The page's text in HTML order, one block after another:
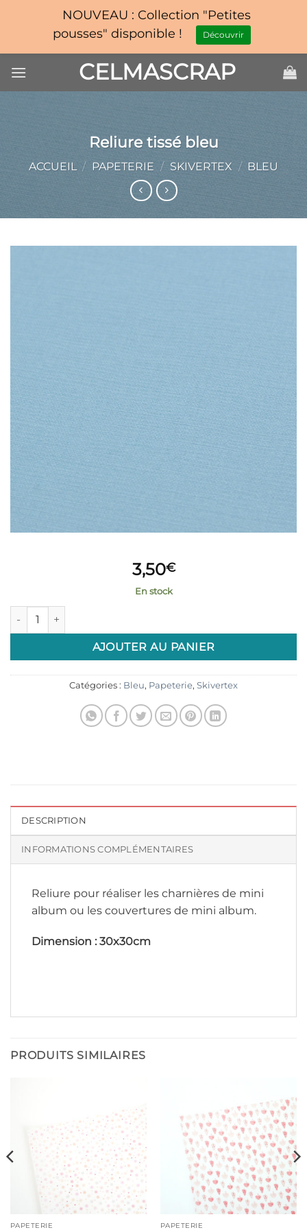
au
contenu
CELMASCRAP
Reliure tissé bleu
ACCUEIL / PAPETERIE / SKIVERTEX / BLEU
3,50€
En stock
quantité de Reliure tissé bleu
AJOUTER AU PANIER
Catégories : Bleu, Papeterie, Skivertex
DESCRIPTION
INFORMATIONS COMPLÉMENTAIRES
Reliure pour réaliser les charnières de mini
album ou les couvertures de mini album.
Dimension : 30x30cm
PRODUITS SIMILAIRES
PAPETERIE PAPETERIE
NOUVEAU : Collection "Petites
pousses" disponible !
Découvrir